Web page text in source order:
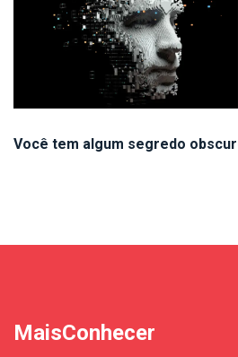
Você tem algum segredo
MaisConhecer